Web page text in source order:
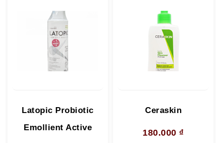
Latopic Probiotic
Emollient Active
Ceraskin
180.000 ₫